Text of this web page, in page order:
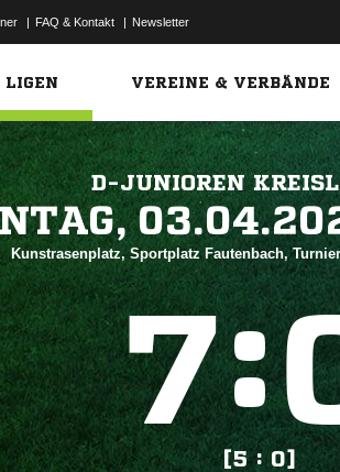
| FAQ & Kontakt | Newsletter
LIGEN VEREINE & VERBÄNDE
D-JUNIOREN
Kunstrasenplatz, Sportplatz Fautenbach,
:
[5 : 0]